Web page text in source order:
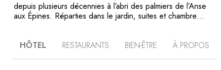
depuis plusieurs décennies à l’abri des palmiers de l’Anse
aux Épines. Réparties dans le jardin, suites et chambres
immaculé de la plage. Le spa, les deux restaurants – un
HÔTEL RESTAURANTS BIEN-ÊTRE À PROPOS